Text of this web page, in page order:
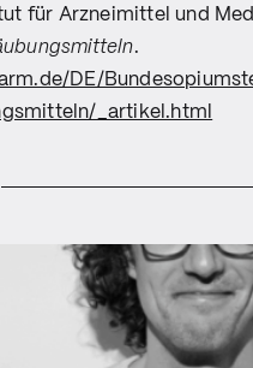
Dänemark Deutschland
Italien Kroatien Lettland
Norwegen Österreich Polen
Slowenien Spanien
für Arzneimittel und
.
DE/
_artikel.html